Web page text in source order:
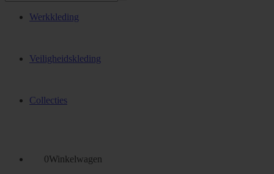
Werkkleding
Veiligheidskleding
Collecties
0Winkelwagen